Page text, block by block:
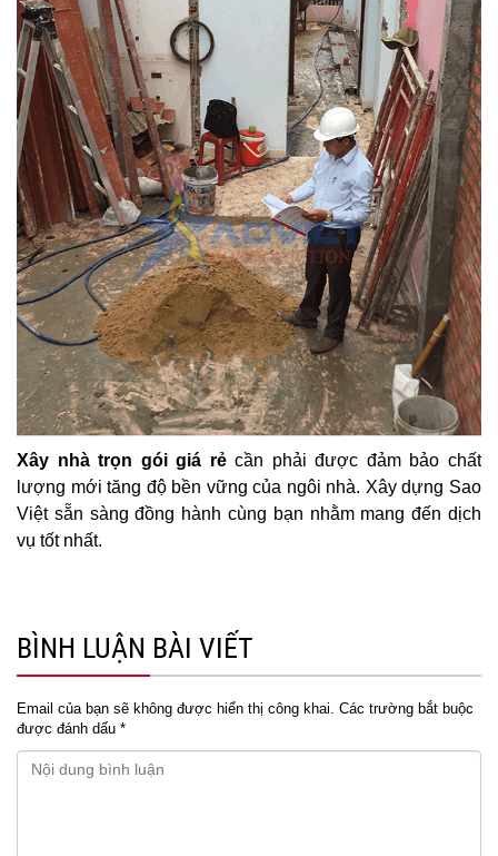
Xây nhà trọn gói giá rẻcần phải được đảm bảo chất
lượng mới tăng độ bền vững của ngôi nhà. Xây dựng Sao
Việt sẵn sàng đồng hành cùng bạn nhằm mang đến dịch
vụ tốt nhất.
BÌNH LUẬN BÀI VIẾT
Email của bạn sẽ không được hiển thị công khai. Các trường bắt buộc
được đánh dấu *